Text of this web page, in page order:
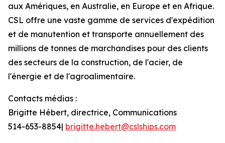
aux Amériques, en Australie, en Europe et en Afrique.
CSL offre une vaste gamme de services d'expédition
et de manutention et transporte annuellement des
millions de tonnes de marchandises pour des clients
des secteurs de la construction, de l'acier, de
l'énergie et de l'agroalimentaire.
Contacts médias :
Brigitte Hébert, directrice, Communications
514-653-8854| brigitte.hebert@cslships.com